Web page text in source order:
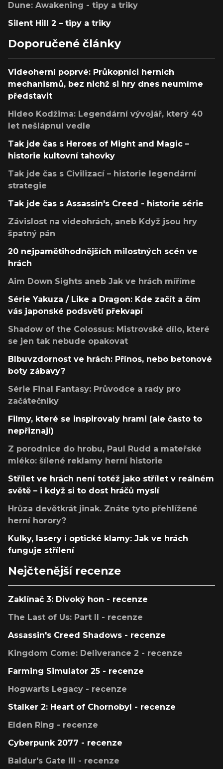
Dune: Awakening - tipy a triky
Silent Hill 2 – tipy a triky
Doporučené články
Videoherní poprvé: Průkopníci herních
mechanismů, bez nichž si hry dnes neumíme
představit
Hideo Kodžima: Legendární vývojář, který 40
let nešlápnul vedle
Tak jde čas s Heroes of Might and Magic –
historie kultovní tahovky
Tak jde čas s Civilizací – historie legendární
strategie
Tak jde čas s Assassin's Creed - historie série
Závislost na videohrách, aneb Když jsou hry
špatný pán
20 nejpamětihodnějších milostných scén ve
hrách
Aim Down Sights aneb Jak ve hrách míříme
Série Yakuza / Like a Dragon: Kde začít a čím
vás japonské podsvětí překvapí
Shadow of the Colossus: Mistrovské dílo, které
se jen tak nebude opakovat
Blbuvzdornost ve hrách: Přínos, nebo betonové
boty zábavy?
Série Final Fantasy: Průvodce a rady pro
začátečníky
Filmy, které se inspirovaly hrami (ale často to
nepřiznají)
Z porodnice do hrobu, Paul Rudd a mateřské
mléko: šílené reklamy herní historie
Střílet ve hrách není totéž jako střílet v reálném
světě – i když si to dost hráčů myslí
Hrůza devětkrát jinak. Znáte tyto přehlížené
herní horory?
Kulky, lasery i optické klamy: Jak ve hrách
funguje střílení
Nejčtenější recenze
Zaklínač 3: Divoký hon - recenze
The Last of Us: Part II - recenze
Assassin's Creed Shadows - recenze
Kingdom Come: Deliverance 2 - recenze
Farming Simulator 25 - recenze
Hogwarts Legacy - recenze
Stalker 2: Heart of Chornobyl - recenze
Elden Ring - recenze
Cyberpunk 2077 - recenze
Baldur's Gate III - recenze